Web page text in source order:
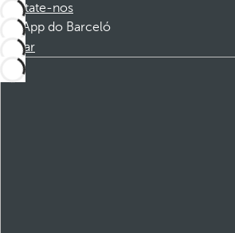
Contate-nos
App do Barceló
Baixar